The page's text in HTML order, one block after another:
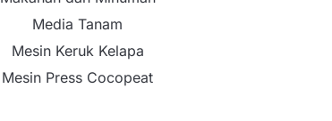
Media Tanam
Mesin Keruk Kelapa
Mesin Press Cocopeat